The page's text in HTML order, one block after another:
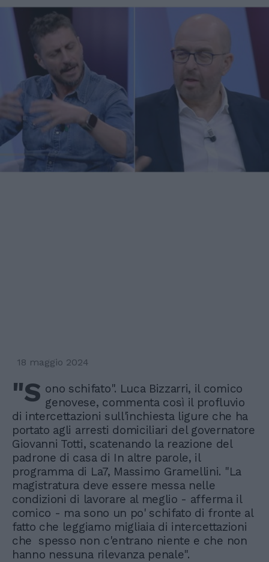
18 maggio 2024
"S ono schifato". Luca Bizzarri, il comico
genovese, commenta così il profluvio
di intercettazioni sull'inchiesta ligure che ha
portato agli arresti domiciliari del governatore
Giovanni Totti, scatenando la reazione del
padrone di casa di In altre parole, il
programma di La7, Massimo Gramellini. "La
magistratura deve essere messa nelle
condizioni di lavorare al meglio - afferma il
comico - ma sono un po' schifato di fronte al
fatto che leggiamo migliaia di intercettazioni
che spesso non c'entrano niente e che non
hanno nessuna rilevanza penale".